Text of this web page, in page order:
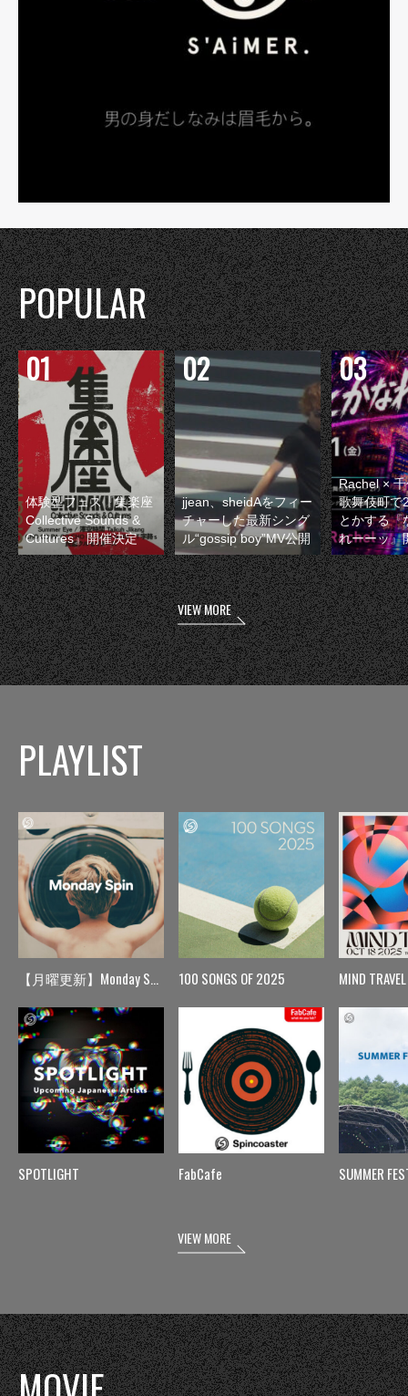
POPULAR
体験型フェス『集楽座
Collective Sounds &
Cultures』開催決定
jjean、sheidAをフィー
チャーした最新シング
ル“gossip boy”MV公開
Rachel ×
歌舞伎町で
とかする『
れーーッ』
VIEW MORE
PLAYLIST
【月曜更新】Monday Spin
SPOTLIGHT
100 SONGS OF 2025
FabCafe
MIND TRAVEL
SUMMER
VIEW MORE